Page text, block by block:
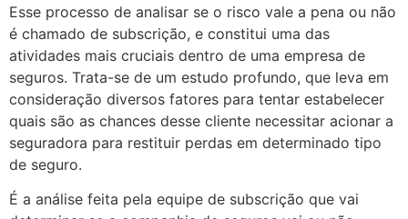
Esse processo de analisar se o risco vale a pena ou não
é chamado de subscrição, e constitui uma das
atividades mais cruciais dentro de uma empresa de
seguros. Trata-se de um estudo profundo, que leva em
consideração diversos fatores para tentar estabelecer
quais são as chances desse cliente necessitar acionar a
seguradora para restituir perdas em determinado tipo
de seguro.
É a análise feita pela equipe de subscrição que vai